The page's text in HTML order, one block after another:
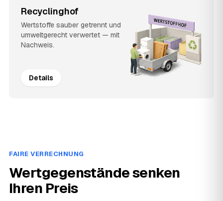
Recyclinghof
Wertstoffe sauber getrennt und
umweltgerecht verwertet — mit
Nachweis.
Details
FAIRE VERRECHNUNG
Wertgegenstände senken
Ihren Preis